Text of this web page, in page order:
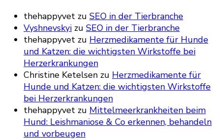
thehappyvet zu SEO in der Tierbranche
Vyshnevskyi zu SEO in der Tierbranche
thehappyvet zu Herzmedikamente für Hunde
und Katzen: die wichtigsten Wirkstoffe bei
Herzerkrankungen
Christine Ketelsen zu Herzmedikamente für
Hunde und Katzen: die wichtigsten Wirkstoffe
bei Herzerkrankungen
thehappyvet zu Mittelmeerkrankheiten beim
Hund: Leishmaniose & Co erkennen, behandeln
und vorbeugen